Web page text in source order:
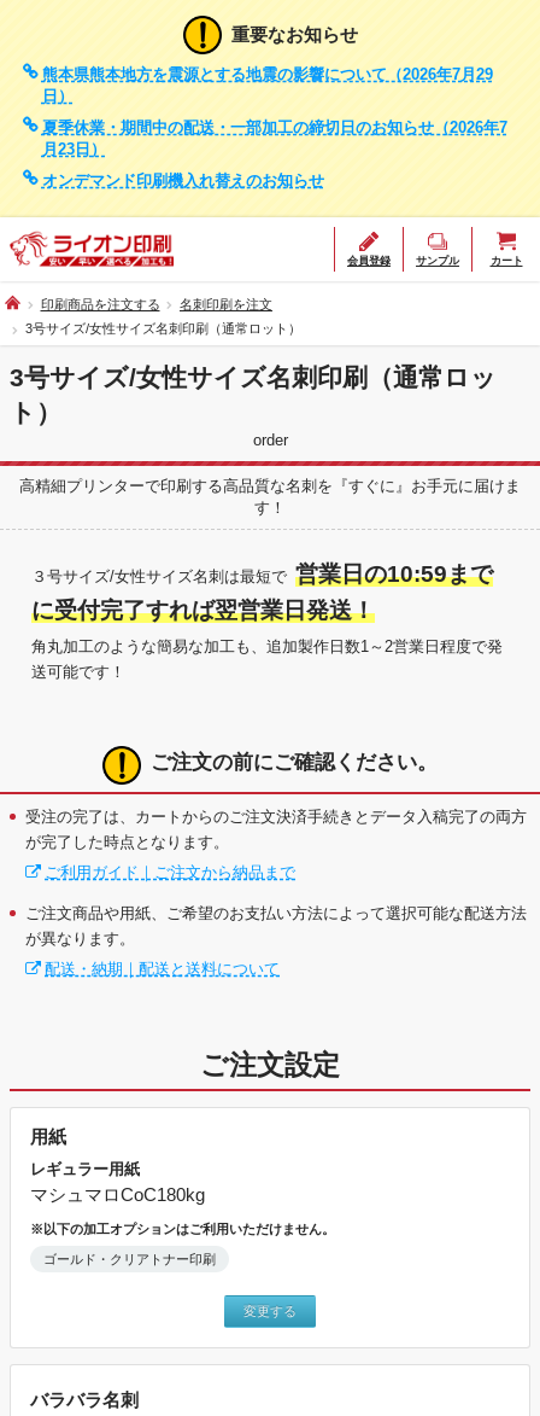
重要なお知らせ
熊本県熊本地方を震源とする地震の影響について（2026年7月29
日）
夏季休業・期間中の配送・一部加工の締切日のお知らせ（2026年7
月23日）
オンデマンド印刷機入れ替えのお知らせ
会員登録 サンプル カート
印刷商品を注文する
名刺印刷を注文
3号サイズ/女性サイズ名刺印刷（通常ロット）
3号サイズ/女性サイズ名刺印刷（通常ロッ
ト）
order
高精細プリンターで印刷する高品質な名刺を『すぐに』お手元に届けま
す！
３号サイズ/女性サイズ名刺は最短で 営業日の10:59まで
に受付完了すれば翌営業日発送！
角丸加工のような簡易な加工も、追加製作日数1～2営業日程度で発
送可能です！
ご注文の前にご確認ください。
受注の完了は、カートからのご注文決済手続きとデータ入稿完了の両方
が完了した時点となります。
ご利用ガイド｜ご注文から納品まで
ご注文商品や用紙、ご希望のお支払い方法によって選択可能な配送方法
が異なります。
配送・納期｜配送と送料について
ご注文設定
用紙
レギュラー用紙
マシュマロCoC180kg
※以下の加工オプションはご利用いただけません。
ゴールド・クリアトナー印刷
変更する
バラバラ名刺